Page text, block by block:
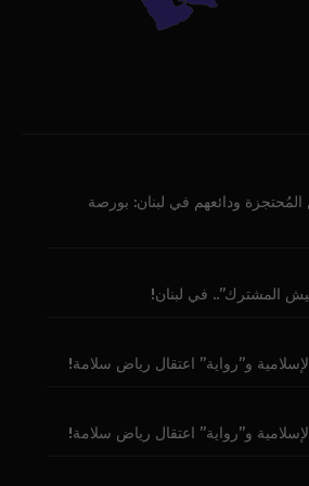
ودائعهم في لبنان: بورصة
المشترك”.. في لبنان!
و”رواية” اعتقال رياض سلامة!
و”رواية” اعتقال رياض سلامة!